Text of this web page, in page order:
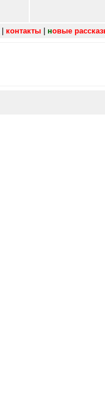
контакты новые